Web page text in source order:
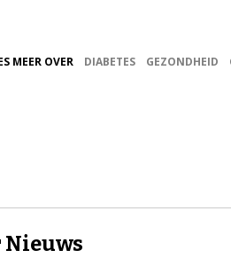
MEER OVER DIABETES GEZONDHEID
Nieuws